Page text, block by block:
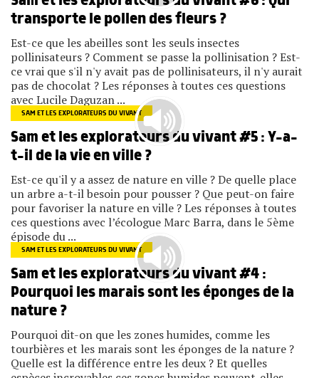
transporte le pollen des fleurs ?
Est-ce que les abeilles sont les seuls insectes
pollinisateurs ? Comment se passe la pollinisation ? Est-
ce vrai que s'il n'y avait pas de pollinisateurs, il n'y aurait
pas de chocolat ? Les réponses à toutes ces questions
avec Lucile Daguzan ...
SAM ET LES EXPLORATEURS DU VIVANT
Sam et les explorateurs du vivant #5 : Y-a-
t-il de la vie en ville ?
Est-ce qu'il y a assez de nature en ville ? De quelle place
un arbre a-t-il besoin pour pousser ? Que peut-on faire
pour favoriser la nature en ville ? Les réponses à toutes
ces questions avec l’écologue Marc Barra, dans le 5ème
épisode du ...
SAM ET LES EXPLORATEURS DU VIVANT
Sam et les explorateurs du vivant #4 :
Pourquoi les marais sont les éponges de la
nature ?
Pourquoi dit-on que les zones humides, comme les
tourbières et les marais sont les éponges de la nature ?
Quelle est la différence entre les deux ? Et quelles